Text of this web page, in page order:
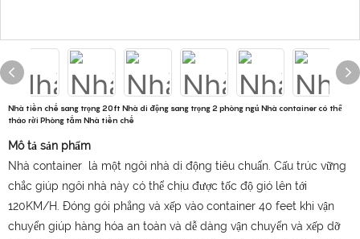
Nhà tiền chế sang trọng 20ft Nhà di động sang trọng 2 phòng ngủ Nhà container có thể
tháo rời Phòng tắm Nhà tiền chế
Mô tả sản phẩm
Nhà container là một ngôi nhà di động tiêu chuẩn. Cấu trúc vững
chắc giúp ngôi nhà này có thể chịu được tốc độ gió lên tới
120KM/H. Đóng gói phẳng và xếp vào container 40 feet khi vận
chuyển giúp hàng hóa an toàn và dễ dàng vận chuyển và xếp dỡ